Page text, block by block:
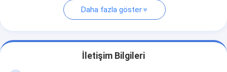
Daha fazla göster
İletişim Bilgileri